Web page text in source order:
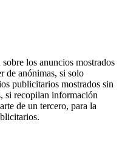
los anuncios mostrados
de anónimas, si solo
publicitarios mostrados sin
si recopilan información
de un tercero, para la